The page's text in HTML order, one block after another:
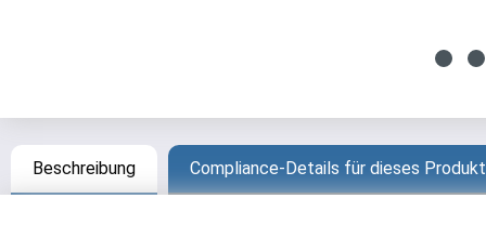
Beschreibung Compliance-Details für dieses